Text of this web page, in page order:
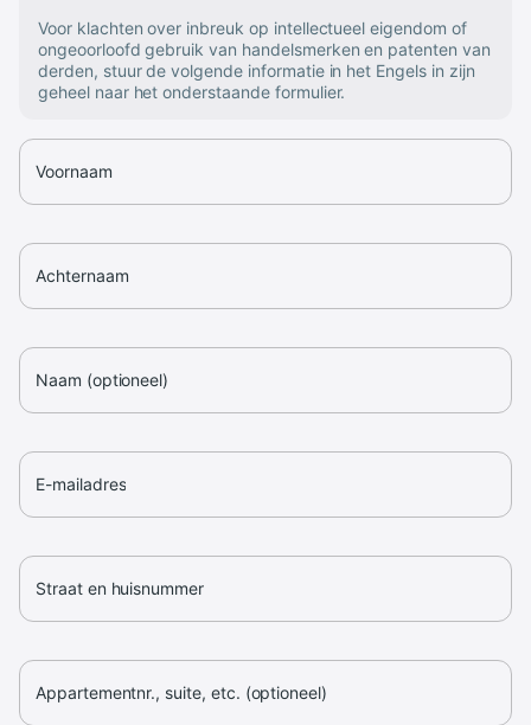
Voor klachten over inbreuk op intellectueel eigendom of
ongeoorloofd gebruik van handelsmerken en patenten van
derden, stuur de volgende informatie in het Engels in zijn
geheel naar het onderstaande formulier.
Voornaam
Achternaam
Naam (optioneel)
E-mailadres
Straat en huisnummer
Appartementnr., suite, etc. (optioneel)